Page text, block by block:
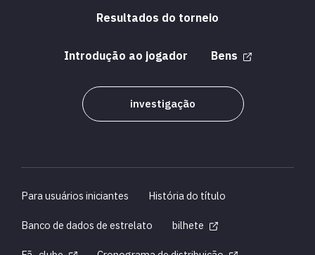
Resultados do torneio
Introdução ao jogador Bens
investigação
Para usuários iniciantes
História do título
Banco de dados de estrelato
bilhete